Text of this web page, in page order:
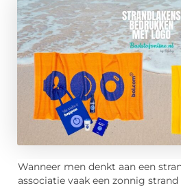
Wanneer men denkt aan een
associatie vaak een zonnig